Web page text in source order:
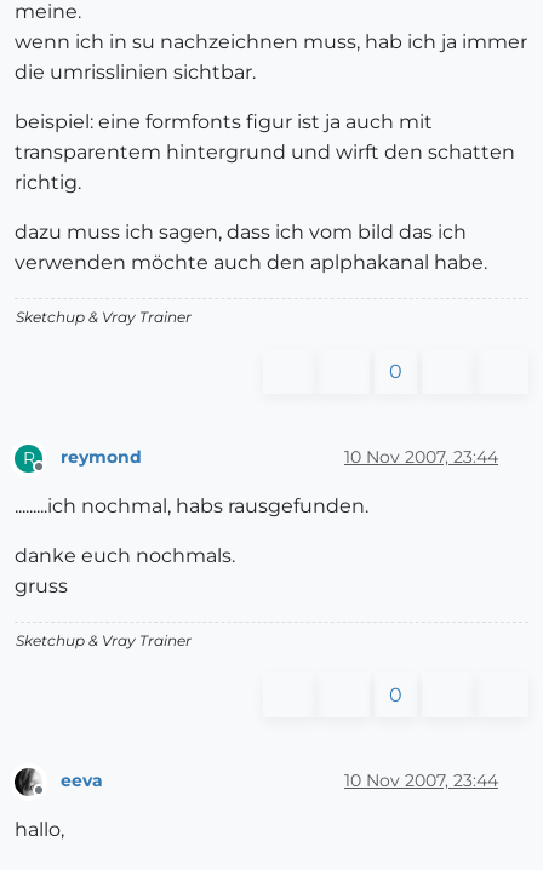
meine.
wenn ich in su nachzeichnen muss, hab ich ja immer
die umrisslinien sichtbar.
beispiel: eine formfonts figur ist ja auch mit
transparentem hintergrund und wirft den schatten
richtig.
dazu muss ich sagen, dass ich vom bild das ich
verwenden möchte auch den aplphakanal habe.
Sketchup & Vray Trainer
0
R reymond 10 Nov 2007, 23:44
.........ich nochmal, habs rausgefunden.
danke euch nochmals.
gruss
Sketchup & Vray Trainer
0
eeva 10 Nov 2007, 23:44
hallo,